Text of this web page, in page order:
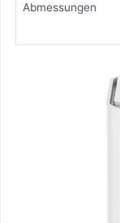
Abmessungen